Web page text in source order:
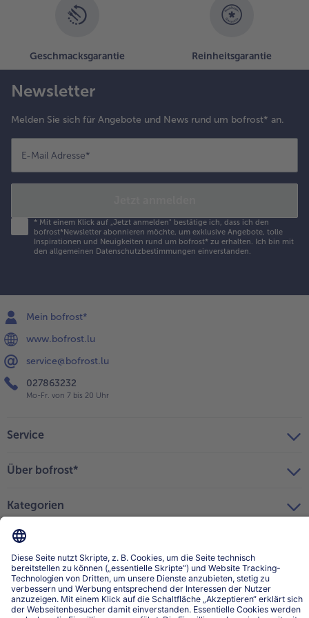
mit
Geschmacksgarantie Reinheitsgarantie
Newsletter
Melden Sie sich für Angebote und News rund um bofrost* an.
E-Mail Adresse*
* Mit einem Klick auf „Jetzt anmelden" bestätige ich, dass ich den
bofrost*Newsletter abonnieren möchte, um exklusive Angebote, tolle
Inspirationen und Neuigkeiten rund um bofrost* zu erhalten. Ich bin mit
den allgemeinen Datenschutzbestimmungen einverstanden.
Mein bofrost*
www.bofrost.lu
service@bofrost.lu
027863232
Mo-Fr. von 7 bis 20 Uhr
Service
Über bofrost*
Kategorien